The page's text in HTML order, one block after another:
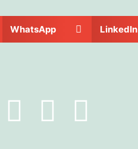
WhatsApp LinkedIn